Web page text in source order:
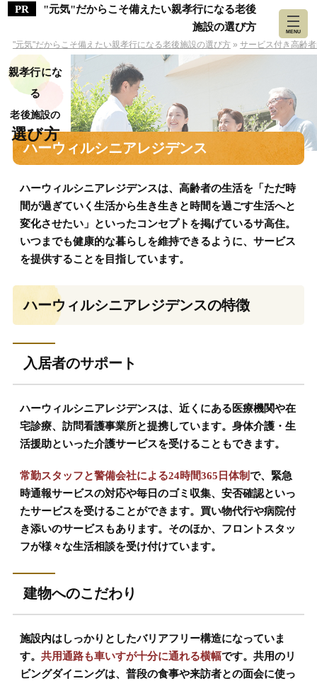
"元気"だからこそ備えたい親孝行になる老後
施設の選び方
"元気"だからこそ備えたい親孝行になる老後施設の選び方 » サービス付き高齢
親孝行にな
る
老後施設の
選び方
MENU
ハーウィルシニアレジデンス
ハーウィルシニアレジデンスは、高齢者の生活を「ただ時
間が過ぎていく生活から生き生きと時間を過ごす生活へと
変化させたい」といったコンセプトを掲げているサ高住。
いつまでも健康的な暮らしを維持できるように、サービス
を提供することを目指しています。
ハーウィルシニアレジデンスの特徴
入居者のサポート
ハーウィルシニアレジデンスは、近くにある医療機関や在
宅診療、訪問看護事業所と提携しています。身体介護・生
活援助といった介護サービスを受けることもできます。
常勤スタッフと警備会社による24時間365日体制で、緊急
時通報サービスの対応や毎日のゴミ収集、安否確認といっ
たサービスを受けることができます。買い物代行や病院付
き添いのサービスもあります。そのほか、フロントスタッ
フが様々な生活相談を受け付けています。
建物へのこだわり
施設内はしっかりとしたバリアフリー構造になっていま
す。 共用通路も車いすが十分に通れる横幅です。共用のリ
ビングダイニングは、普段の食事や来訪者との面会に使っ